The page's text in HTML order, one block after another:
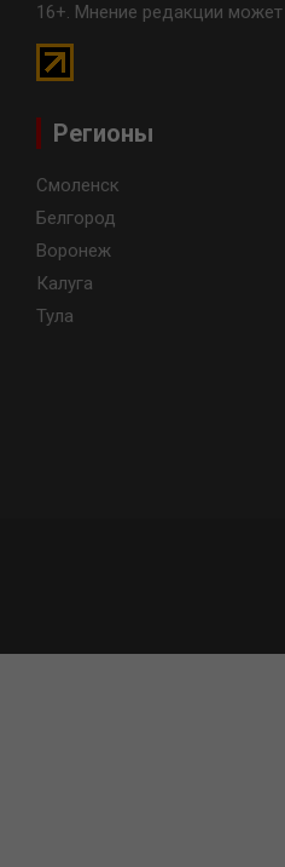
16+. Мнение редакции
Регионы
Смоленск
Белгород
Воронеж
Калуга
Тула